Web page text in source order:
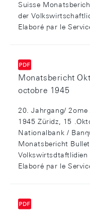
Suisse
der
Elaboré par le
Monatsbericht
octobre 1945
20. Jahrgang/ 2ome
1945 Züridz, 15
Nationalbank /
Monatsbericht
Elaboré par le